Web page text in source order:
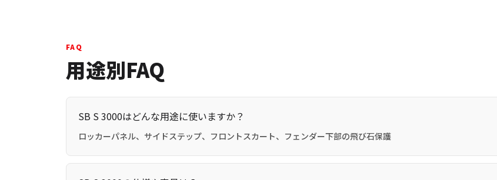
FAQ
用途別FAQ
SB S 3000はどんな用途に使いますか？
ロッカーパネル、サイドステップ、フロントスカート、フェンダー下部の飛び石保護